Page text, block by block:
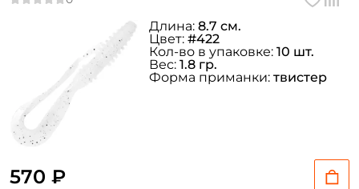
570 ₽
Длина: 8.7 см.
Цвет: #422
Кол-во в упаковке: 10 шт.
Вес: 1.8 гр.
Форма приманки: твистер